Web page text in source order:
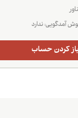
آمدگویی: ندارد
کردن حساب